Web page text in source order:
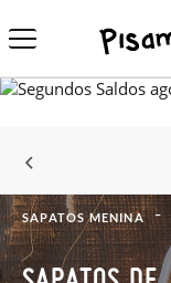
SAPATOS MENINA